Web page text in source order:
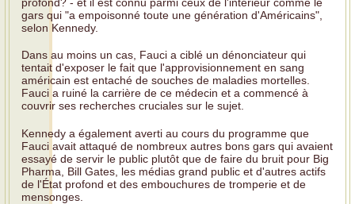
gars qui "a empoisonné toute une génération d'Américains",
selon Kennedy.
Dans au moins un cas, Fauci a ciblé un dénonciateur qui
tentait d'exposer le fait que l'approvisionnement en sang
américain est entaché de souches de maladies mortelles.
Fauci a ruiné la carrière de ce médecin et a commencé à
couvrir ses recherches cruciales sur le sujet.
Kennedy a également averti au cours du programme que
Fauci avait attaqué de nombreux autres bons gars qui avaient
essayé de servir le public plutôt que de faire du bruit pour Big
Pharma, Bill Gates, les médias grand public et d'autres actifs
de l'État profond et des embouchures de tromperie et de
mensonges.